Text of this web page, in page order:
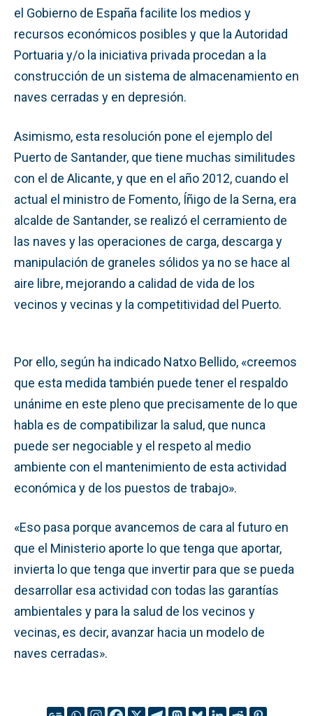
el Gobierno de España facilite los medios y
recursos económicos posibles y que la Autoridad
Portuaria y/o la iniciativa privada procedan a la
construcción de un sistema de almacenamiento en
naves cerradas y en depresión.
Asimismo, esta resolución pone el ejemplo del
Puerto de Santander, que tiene muchas similitudes
con el de Alicante, y que en el año 2012, cuando el
actual el ministro de Fomento, Íñigo de la Serna, era
alcalde de Santander, se realizó el cerramiento de
las naves y las operaciones de carga, descarga y
manipulación de graneles sólidos ya no se hace al
aire libre, mejorando a calidad de vida de los
vecinos y vecinas y la competitividad del Puerto.
Por ello, según ha indicado Natxo Bellido, «creemos
que esta medida también puede tener el respaldo
unánime en este pleno que precisamente de lo que
habla es de compatibilizar la salud, que nunca
puede ser negociable y el respeto al medio
ambiente con el mantenimiento de esta actividad
económica y de los puestos de trabajo».
«Eso pasa porque avancemos de cara al futuro en
que el Ministerio aporte lo que tenga que aportar,
invierta lo que tenga que invertir para que se pueda
desarrollar esa actividad con todas las garantías
ambientales y para la salud de los vecinos y
vecinas, es decir, avanzar hacia un modelo de
naves cerradas».